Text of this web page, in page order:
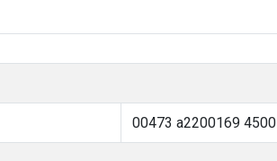
00473 a2200169 4500